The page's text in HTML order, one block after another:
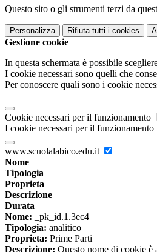
Questo sito o gli strumenti terzi da
Personalizza Rifiuta tutti i cookies
Gestione cookie
In questa schermata è possibile
I cookie necessari sono quelli che
Per conoscere quali sono i cookie
Cookie necessari per il funzionamento
I cookie necessari per il
www.scuolalabico.edu.it
Nome
Tipologia
Proprieta
Descrizione
Durata
Nome: _pk_id.1.3ec4
Tipologia: analitico
Proprieta: Prime Parti
Descrizione: Questo nome di cookie